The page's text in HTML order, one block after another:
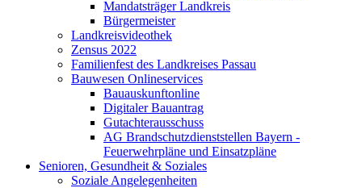
Mandatsträger Landkreis
Bürgermeister
Landkreisvideothek
Zensus 2022
Familienfest des Landkreises Passau
Bauwesen Onlineservices
Bauauskunftonline
Digitaler Bauantrag
Gutachterausschuss
AG Brandschutzdienststellen Bayern -
Feuerwehrpläne und Einsatzpläne
Senioren, Gesundheit & Soziales
Soziale Angelegenheiten